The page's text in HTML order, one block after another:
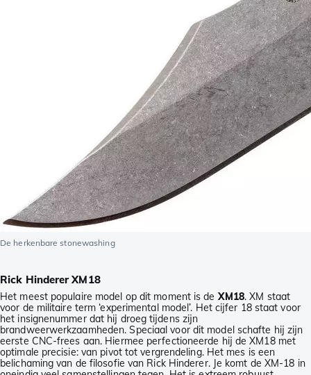
De herkenbare stonewashing
Rick Hinderer XM18
Het meest populaire model op dit moment is de XM18. XM staat
voor de militaire term ‘experimental model’. Het cijfer 18 staat voor
het insignenummer dat hij droeg tijdens zijn
brandweerwerkzaamheden. Speciaal voor dit model schafte hij zijn
eerste CNC-frees aan. Hiermee perfectioneerde hij de XM18 met
optimale precisie: van pivot tot vergrendeling. Het mes is een
belichaming van de filosofie van Rick Hinderer. Je komt de XM-18 in